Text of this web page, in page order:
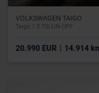
VOLKSWAGEN TAIGO
Taigo 1.0 TSI Life OPF
20.990 EUR | 14.914